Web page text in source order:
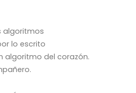
algoritmos
lo escrito
algoritmo del corazón.